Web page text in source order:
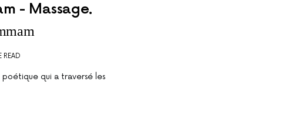
- Massage
READ
qui a traversé les